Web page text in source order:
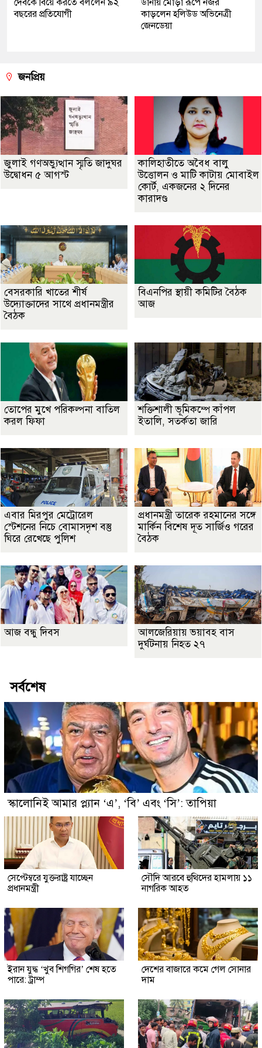
বছরের প্রতিযোগী
কাড়লেন হলিউড অভিনেত্রী
জেনডেয়া
জনপ্রিয়
জুলাই গণঅভ্যুত্থান স্মৃতি জাদুঘর
উদ্বোধন ৫ আগস্ট
কালিহাতীতে অবৈধ বালু
উত্তোলন ও মাটি কাটায় মোবাইল
কোর্ট, একজনের ২ দিনের
কারাদণ্ড
বেসরকারি খাতের শীর্ষ
উদ্যোক্তাদের সাথে প্রধানমন্ত্রীর
বৈঠক
বিএনপির স্থায়ী কমিটির বৈঠক
আজ
তোপের মুখে পরিকল্পনা বাতিল
করল ফিফা
শক্তিশালী ভূমিকম্পে কাঁপল
ইতালি, সতর্কতা জারি
এবার মিরপুর মেট্রোরেল
স্টেশনের নিচে বোমাসদৃশ বস্তু
ঘিরে রেখেছে পুলিশ
প্রধানমন্ত্রী তারেক রহমানের সঙ্গে
মার্কিন বিশেষ দূত সার্জিও গরের
বৈঠক
আজ বন্ধু দিবস
আলজেরিয়ায় ভয়াবহ বাস
দুর্ঘটনায় নিহত ২৭
সর্বশেষ
স্কালোনিই আমার প্ল্যান ‘এ’, ‘বি’ এবং ‘সি’: তাপিয়া
সেপ্টেম্বরে যুক্তরাষ্ট্র যাচ্ছেন
প্রধানমন্ত্রী
সৌদি আরবে হুথিদের হামলায় ১১
নাগরিক আহত
ইরান যুদ্ধ ‘খুব শিগগির’ শেষ হতে
পারে: ট্রাম্প
দেশের বাজারে কমে গেল সোনার
দাম